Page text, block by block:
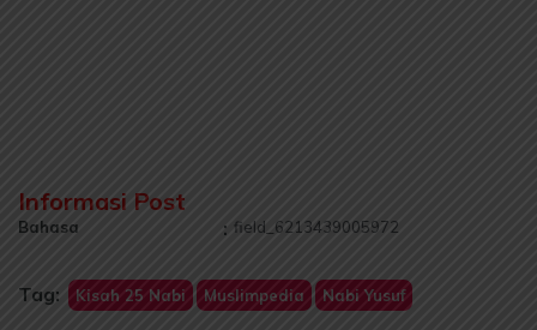
Informasi Post
Bahasa : field_6213439005972
Tag: Kisah 25 Nabi Muslimpedia Nabi Yusuf